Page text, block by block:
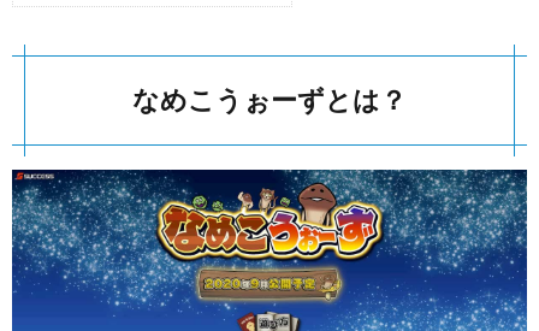
なめこうぉーずとは？